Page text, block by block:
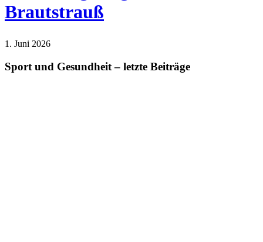
Brautstrauß
1. Juni 2026
Sport und Gesundheit – letzte Beiträge